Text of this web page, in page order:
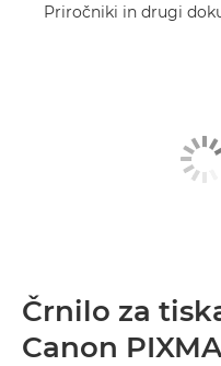
Priročniki in drugi
Črnilo za
Canon